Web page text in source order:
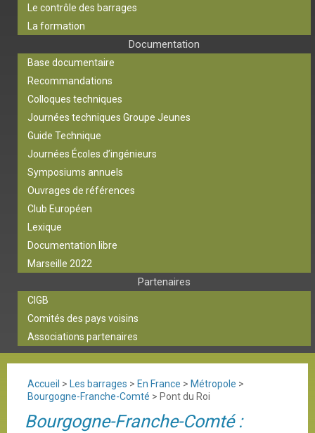
Le contrôle des barrages
La formation
Documentation
Base documentaire
Recommandations
Colloques techniques
Journées techniques Groupe Jeunes
Guide Technique
Journées Écoles d’ingénieurs
Symposiums annuels
Ouvrages de références
Club Européen
Lexique
Documentation libre
Marseille 2022
Partenaires
CIGB
Comités des pays voisins
Associations partenaires
Accueil > Les barrages > En France > Métropole >
Bourgogne-Franche-Comté > Pont du Roi
Bourgogne-Franche-Comté :